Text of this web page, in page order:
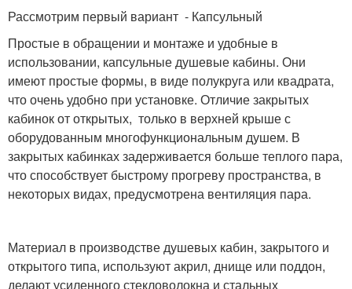
Рассмотрим первый вариант - Капсульный
Простые в обращении и монтаже и удобные в
использовании, капсульные душевые кабины. Они
имеют простые формы, в виде полукруга или квадрата,
что очень удобно при установке. Отличие закрытых
кабинок от открытых, только в верхней крыше с
оборудованным многофункциональным душем. В
закрытых кабинках задерживается больше теплого пара,
что способствует быстрому прогреву пространства, в
некоторых видах, предусмотрена вентиляция пара.
Материал в производстве душевых кабин, закрытого и
открытого типа, используют акрил, днище или поддон,
делают усиленного стекловолокна и стальных